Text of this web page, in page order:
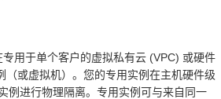
专用于单个客户的虚拟私有云 (VPC) 或硬件
（或虚拟机）。您的专用实例在主机硬件级
例进行物理隔离。专用实例可与来自同一